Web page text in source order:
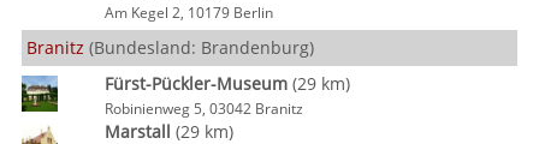
Am Kegel 2, 10179 Berlin
Branitz (Bundesland: Brandenburg)
Fürst-Pückler-Museum(29 km)
Robinienweg 5, 03042 Branitz
Marstall (29 km)